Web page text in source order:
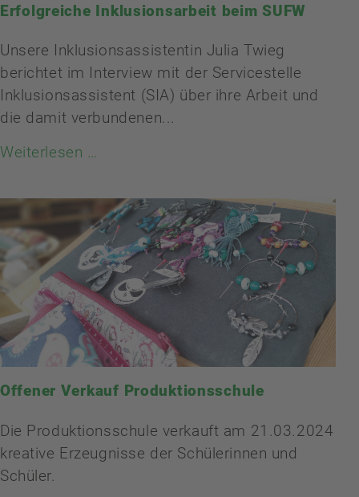
Erfolgreiche Inklusionsarbeit beim SUFW
Unsere Inklusionsassistentin Julia Twieg
berichtet im Interview mit der Servicestelle
Inklusionsassistent (SIA) über ihre Arbeit und
die damit verbundenen...
Weiterlesen …
Offener Verkauf Produktionsschule
Die Produktionsschule verkauft am 21.03.2024
kreative Erzeugnisse der Schülerinnen und
Schüler.